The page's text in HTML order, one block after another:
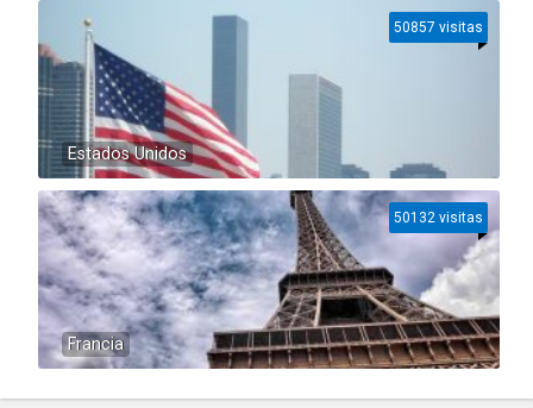
Estados Unidos
50857 visitas
Francia
50132 visitas